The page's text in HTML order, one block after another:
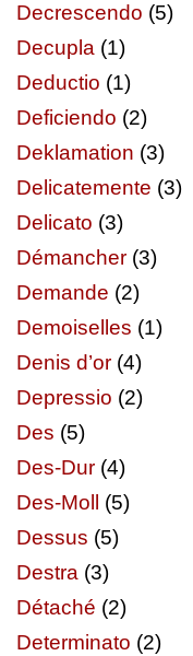
Decrescendo (5)
Decupla (1)
Deductio (1)
Deficiendo (2)
Deklamation (3)
Delicatemente (3)
Delicato (3)
Démancher (3)
Demande (2)
Demoiselles (1)
Denis d’or (4)
Depressio (2)
Des (5)
Des-Dur (4)
Des-Moll
(5)
Dessus (5)
Destra (3)
Détaché (2)
Determinato (2)